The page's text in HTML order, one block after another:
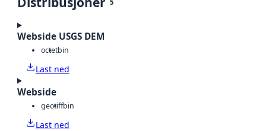
5
Webside USGS DEM
octetbin
Last ned
Webside
geotiffbin
Last ned